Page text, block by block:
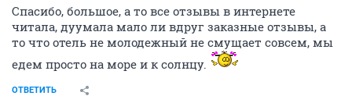
Спасибо, большое, а то все отзывы в интернете
читала, дуумала мало ли вдруг заказные отзывы, а
то что отель не молодежный не смущает совсем, мы
едем просто на море и к солнцу.
ОТВЕТИТЬ